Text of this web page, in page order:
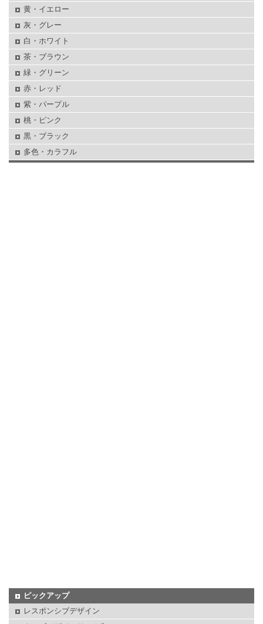
黄・イエロー
灰・グレー
白・ホワイト
茶・ブラウン
緑・グリーン
赤・レッド
紫・パープル
桃・ピンク
黒・ブラック
多色・カラフル
ピックアップ
レスポンシブデザイン